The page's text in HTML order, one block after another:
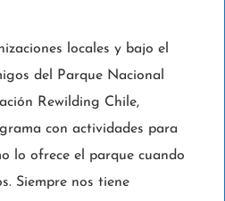
locales y bajo el
del Parque Nacional
Rewilding Chile,
con actividades para
lo ofrece el parque cuando
Siempre nos tiene